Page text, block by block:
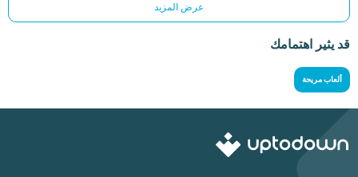
عرض المزيد
قد يثير اهتمامك
ألعاب مريحة